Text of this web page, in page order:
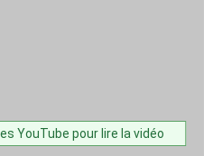
YouTube pour lire la vidéo